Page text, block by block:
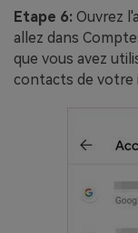
Etape 6: Ouvrez
allez dans
que vous avez
contacts de votre